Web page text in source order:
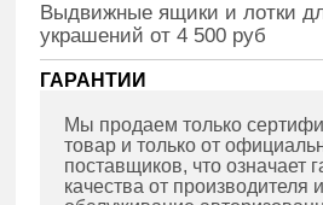
Выдвижные ящики и лотки
украшений от 4 500 руб
ГАРАНТИИ
Мы продаем только
товар и только от
поставщиков, что означает
качества от производителя